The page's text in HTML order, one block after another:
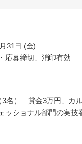
31日 (金)
応募締切、消印有効
3名） 賞金3万円、カ
ッショナル部門の実技